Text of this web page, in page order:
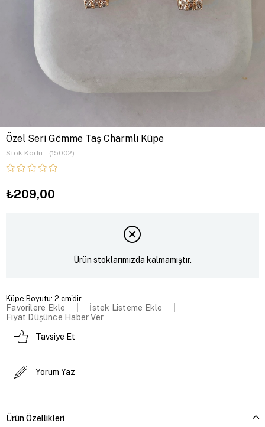
Özel Seri Gömme Taş Charmlı Küpe
Stok Kodu (15002)
₺209,00
Ürün stoklarımızda kalmamıştır.
Küpe Boyutu: 2 cm'dir.
Favorilere Ekle
İstek Listeme Ekle
Fiyat Düşünce Haber Ver
Tavsiye Et
Yorum Yaz
Ürün Özellikleri